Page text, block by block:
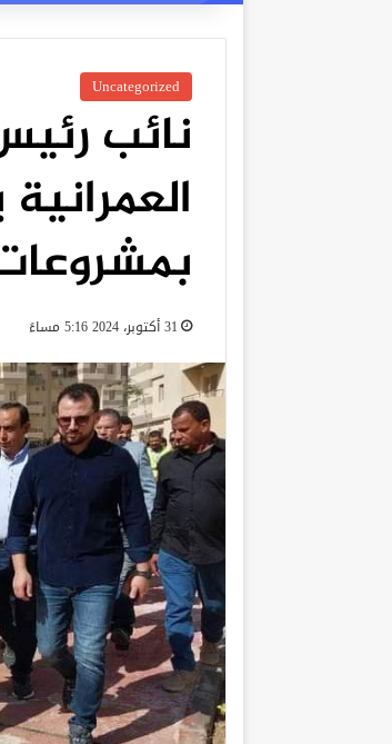
Uncategorized
نائب
بمشروعات
31 أكتوبر، 2024 5:16 مساءً